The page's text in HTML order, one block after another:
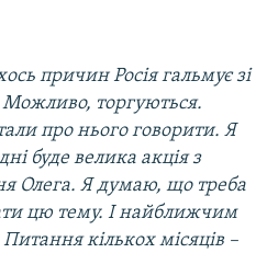
причин Росія гальмує зі
торгуються.
про нього говорити. Я
буде велика акція з
Олега. Я думаю, що треба
цю тему. І найближчим
кількох місяців –